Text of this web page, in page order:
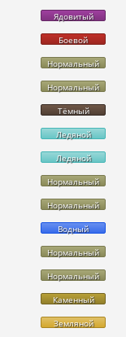
Ядовитый
Боевой
Нормальный
Нормальный
Тёмный
Ледяной
Ледяной
Нормальный
Нормальный
Водный
Нормальный
Нормальный
Каменный
Земляной